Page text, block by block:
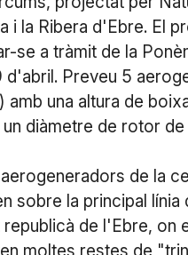
i la Ribera d'Ebre. El
se a tràmit de la
d'abril. Preveu 5
amb una altura de
diàmetre de rotor de
de la
sobre la principal línia
republicà de l'Ebre, on